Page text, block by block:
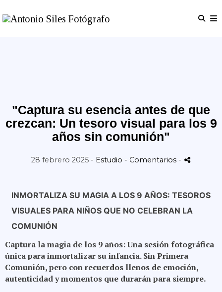
"Captura su esencia antes de que
crezcan: Un tesoro visual para los 9
años sin comunión"
28 febrero 2025 - Estudio - Comentarios -
INMORTALIZA SU MAGIA A LOS 9 AÑOS: TESOROS
VISUALES PARA NIÑOS QUE NO CELEBRAN LA
COMUNIÓN
Captura la magia de los 9 años: Una sesión fotográfica
única para inmortalizar su infancia. Sin Primera
Comunión, pero con recuerdos llenos de emoción,
autenticidad y momentos que durarán para siempre.